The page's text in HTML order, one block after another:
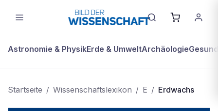
Astronomie & PhysikErde & UmweltArchäologie
Startseite / Wissenschaftslexikon / E / Erdwachs